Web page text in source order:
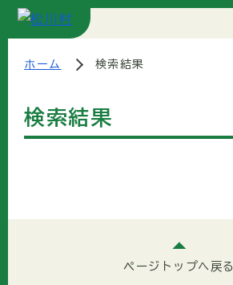
ホーム 検索結果
検索結果
ページトップへ戻る